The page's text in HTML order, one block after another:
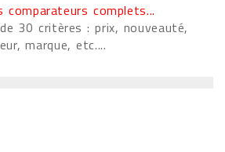
complets...
30 critères : prix, nouveauté,
marque, etc....